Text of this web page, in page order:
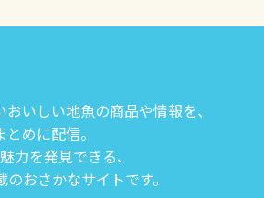
いしい地魚の商品や情報を、
めに配信。
力を発見できる、
おさかなサイトです。